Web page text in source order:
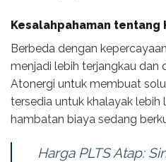
Kesalahpahaman tentang
Berbeda dengan
menjadi lebih terjangkau dan
Atonergi untuk membuat
tersedia untuk khalayak lebih
hambatan biaya sedang
Harga PLTS Atap: